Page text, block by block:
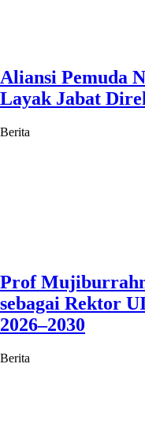
Aliansi Pemuda
Layak Jabat
Berita
Prof
sebagai Rektor
2026–2030
Berita